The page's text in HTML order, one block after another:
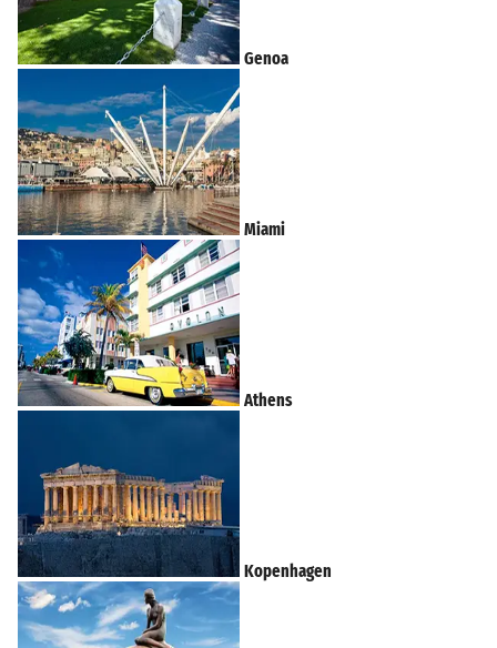
Genoa
Miami
Athens
Kopenhagen